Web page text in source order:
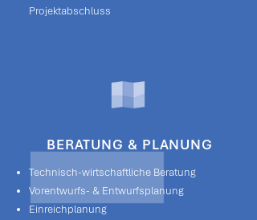
Projektabschluss
Technisch-wirtschaftliche Beratung
Vorentwurfs- & Entwurfsplanung
Einreichplanung
BERATUNG & PLANUNG